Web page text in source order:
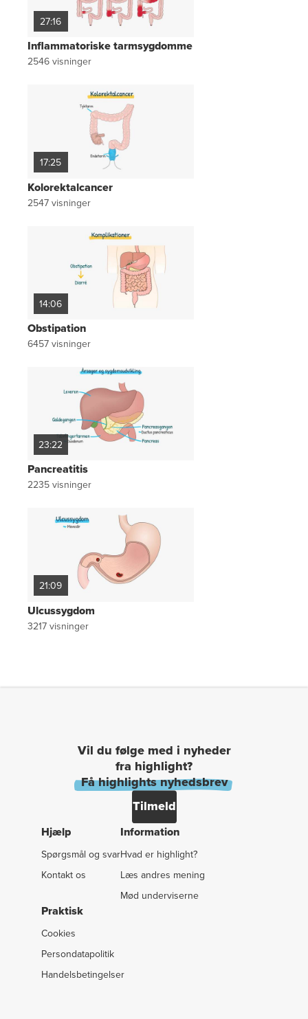
27:16
Inflammatoriske tarmsygdomme
2546 visninger
17:25
Kolorektalcancer
2547 visninger
14:06
Obstipation
6457 visninger
23:22
Pancreatitis
2235 visninger
21:09
Ulcussygdom
3217 visninger
Vil du følge med i nyheder
fra highlight?
Få highlights nyhedsbrev
Tilmeld
Hjælp
Spørgsmål og svar
Kontakt os
Information
Hvad er highlight?
Læs andres mening
Mød underviserne
Praktisk
Cookies
Persondatapolitik
Handelsbetingelser